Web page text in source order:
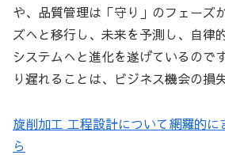
や、品質管理は「守り」のフェーズ
ズへと移行し、未来を予測し、自律
システムへと進化を遂げているので
り遅れることは、ビジネス機会の損
旋削加工 工程設計について網羅的に
ら